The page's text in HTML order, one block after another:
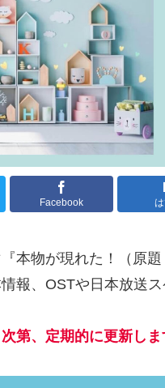
Facebook
本物が現れた！（原
報、OSTや日本放送
第、定期的に更新しま